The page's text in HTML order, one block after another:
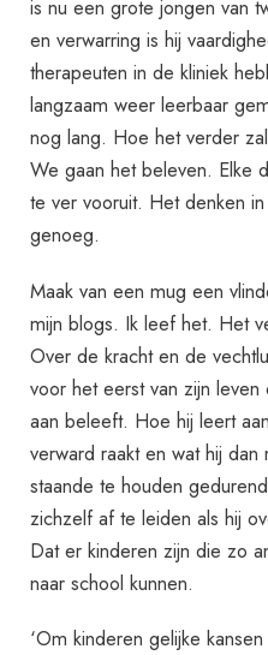
is nu een grote jongen van
en verwarring is hij
therapeuten in de kliniek
langzaam weer leerbaar
nog lang. Hoe het verder
We gaan het beleven. Elke
te ver vooruit. Het denken
genoeg.
Maak van een mug een
mijn blogs. Ik leef het. Het
Over de kracht en de
voor het eerst van zijn
aan beleeft. Hoe hij leert
verward raakt en wat hij
staande te houden
zichzelf af te leiden als hij
Dat er kinderen zijn die zo
naar school kunnen.
‘Om kinderen gelijke